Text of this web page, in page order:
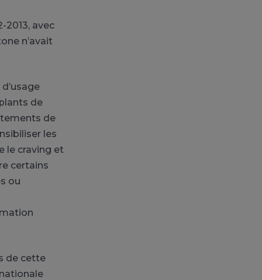
2013, avec
n’avait
de
de
les
le craving et
certains
ou
de cette